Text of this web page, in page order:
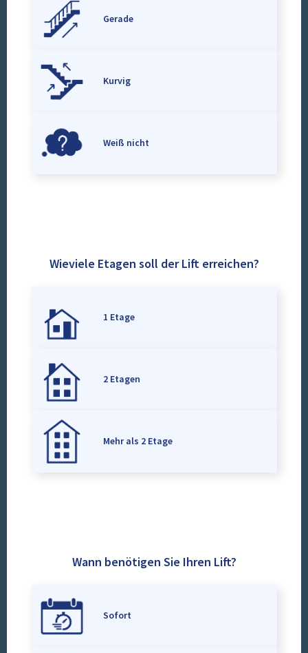
Gerade
Kurvig
Weiß nicht
Wieviele Etagen soll der Lift erreichen?
1 Etage
2 Etagen
Mehr als 2 Etage
Wann benötigen Sie Ihren Lift?
Sofort